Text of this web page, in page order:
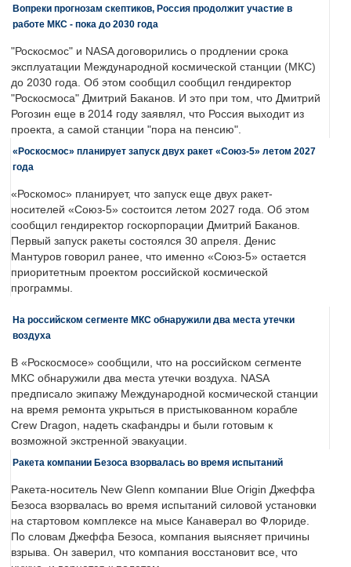
Вопреки прогнозам скептиков, Россия продолжит участие в
работе МКС - пока до 2030 года
"Роскосмос" и NASA договорились о продлении срока
эксплуатации Международной космической станции (МКС)
до 2030 года. Об этом сообщил сообщил гендиректор
"Роскосмоса" Дмитрий Баканов. И это при том, что Дмитрий
Рогозин еще в 2014 году заявлял, что Россия выходит из
проекта, а самой станции "пора на пенсию".
«Роскосмос» планирует запуск двух ракет «Союз-5» летом 2027
года
«Роскомос» планирует, что запуск еще двух ракет-
носителей «Союз-5» состоится летом 2027 года. Об этом
сообщил гендиректор госкорпорации Дмитрий Баканов.
Первый запуск ракеты состоялся 30 апреля. Денис
Мантуров говорил ранее, что именно «Союз-5» остается
приоритетным проектом российской космической
программы.
На российском сегменте МКС обнаружили два места утечки
воздуха
В «Роскосмосе» сообщили, что на российском сегменте
МКС обнаружили два места утечки воздуха. NASA
предписало экипажу Международной космической станции
на время ремонта укрыться в пристыкованном корабле
Crew Dragon, надеть скафандры и были готовым к
возможной экстренной эвакуации.
Ракета компании Безоса взорвалась во время испытаний
Ракета-носитель New Glenn компании Blue Origin Джеффа
Безоса взорвалась во время испытаний силовой установки
на стартовом комплексе на мысе Канаверал во Флориде.
По словам Джеффа Безоса, компания выясняет причины
взрыва. Он заверил, что компания восстановит все, что